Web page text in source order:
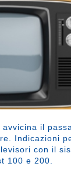
il
Indicazioni
con il
100 e 200.